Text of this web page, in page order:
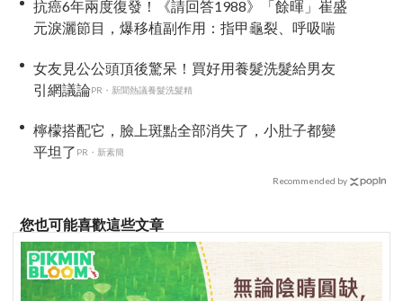
抗癌6年兩度復發！《請回答1988》「餘暉」崔盛
元淚灑節目，爆移植副作用：指甲龜裂、呼吸喘
女友見公公頭頂後驚呆！買好用養髮洗髮給男友
引網議論PR・新聞熱議養髮洗髮精
檸檬搭配它，臉上斑點全部消失了，小肚子都變
平坦了 PR・新素簡
Recommended by
您也可能喜歡這些文章